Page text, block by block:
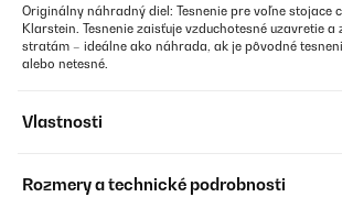
Originálny náhradný diel: Tesnenie pre voľne stojace
Klarstein. Tesnenie zaisťuje vzduchotesné uzavretie
stratám – ideálne ako náhrada, ak je pôvodné
alebo netesné.
Vlastnosti
Rozmery a technické podrobnosti